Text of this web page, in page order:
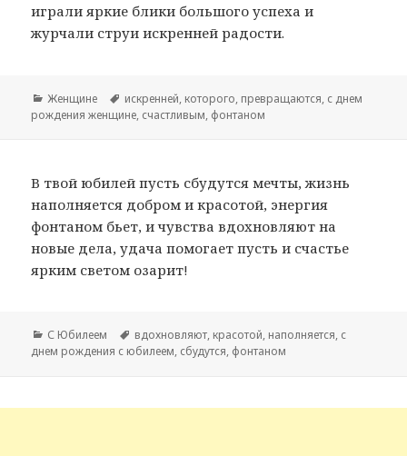
играли яркие блики большого успеха и
журчали струи искренней радости.
Рубрики
Женщине Метки
искренней, которого, превращаются, с днем
рождения женщине, счастливым, фонтаном
В твой юбилей пусть сбудутся мечты, жизнь
наполняется добром и красотой, энергия
фонтаном бьет, и чувства вдохновляют на
новые дела, удача помогает пусть и счастье
ярким светом озарит!
Рубрики
С Юбилеем Метки
вдохновляют, красотой, наполняется, с
днем рождения с юбилеем, сбудутся, фонтаном